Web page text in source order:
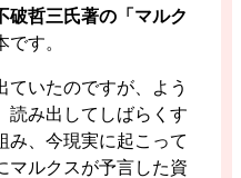
破哲三氏著の「マルク
です。
いたのですが、よう
読み出してしばらくす
み、今現実に起こって
マルクスが予言した資